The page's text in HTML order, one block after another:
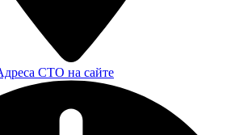
СТО на сайте